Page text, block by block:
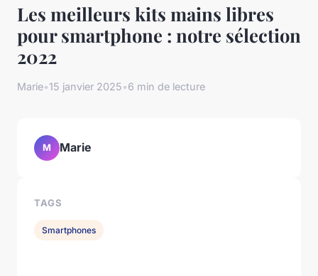
Les meilleurs kits mains libres
pour smartphone : notre sélection
2022
Marie•15 janvier 2025•6 min de lecture
M Marie
TAGS
Smartphones